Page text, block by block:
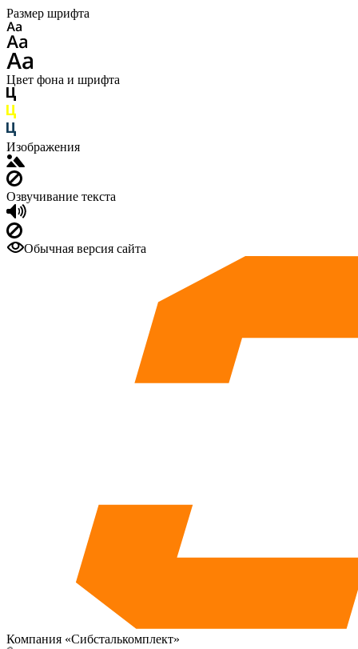
Размер шрифта
Цвет фона и шрифта
Изображения
Озвучивание текста
Обычная версия сайта
Компания «Сибсталькомплект»